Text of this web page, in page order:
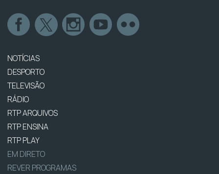
NOTÍCIAS
DESPORTO
TELEVISÃO
RÁDIO
RTP ARQUIVOS
RTP ENSINA
RTP PLAY
EM DIRETO
REVER PROGRAMAS